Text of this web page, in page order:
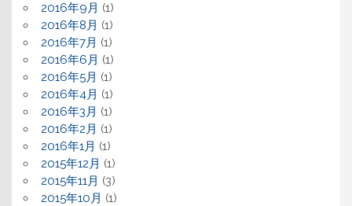
2016年9月 (1)
2016年8月 (1)
2016年7月 (1)
2016年6月 (1)
2016年5月 (1)
2016年4月 (1)
2016年3月 (1)
2016年2月 (1)
2016年1月 (1)
2015年12月 (1)
2015年11月 (3)
2015年10月 (1)